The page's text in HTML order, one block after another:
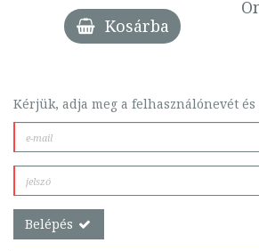
Kosárba
Kérjük, adja meg a felhasználónevét és
Belépés